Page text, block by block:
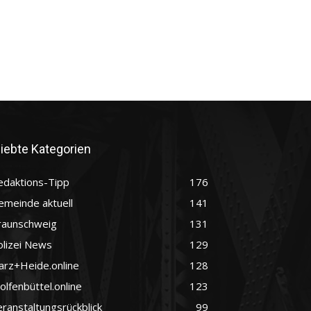
Kategorien
Tipp
176
aktuell
141
131
News
129
128
123
99